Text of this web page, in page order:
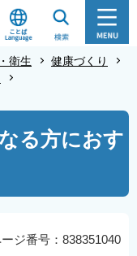
衛生
健康づくり
る方におす
ジ番号：838351040